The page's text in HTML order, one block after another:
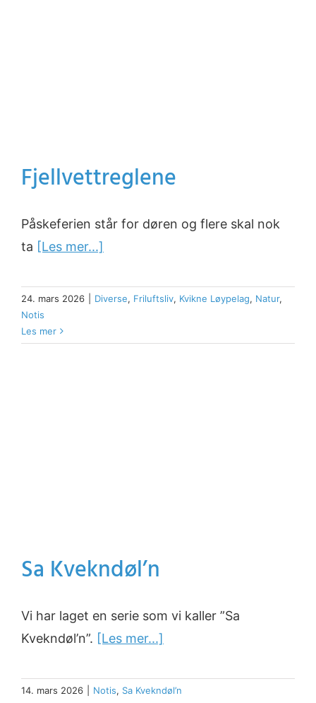
Fjellvettreglene
Påskeferien står for døren og flere skal nok
ta [Les mer...]
24. mars 2026 Diverse, Friluftsliv, Kvikne Løypelag, Natur,
Notis
Les mer
Sa Kvekndøl’n
Vi har laget en serie som vi kaller ”Sa
Kvekndøl’n”. [Les mer...]
14. mars 2026 Notis, Sa Kvekndøl’n